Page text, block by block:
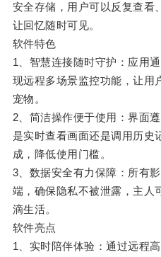
安全存储，用户可以反复查看
让回忆随时可见。
软件特色
1、智慧连接随时守护：应用
现远程多场景监控功能，让用
宠物。
2、简洁操作便于使用：界面
是实时查看画面还是调用历史
成，降低使用门槛。
3、数据安全有力保障：所有
端，确保隐私不被泄露，主人
滴生活。
软件亮点
1、实时陪伴体验：通过远程